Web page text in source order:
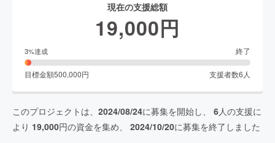
現在の支援総額
19,000円
3%達成 終了
目標金額500,000円 支援者数6 人
このプロジェクトは、 2024/08/24に募集を開始し、 6人の支援に
より 19,000円の資金を集め、 2024/10/20に募集を終了しました